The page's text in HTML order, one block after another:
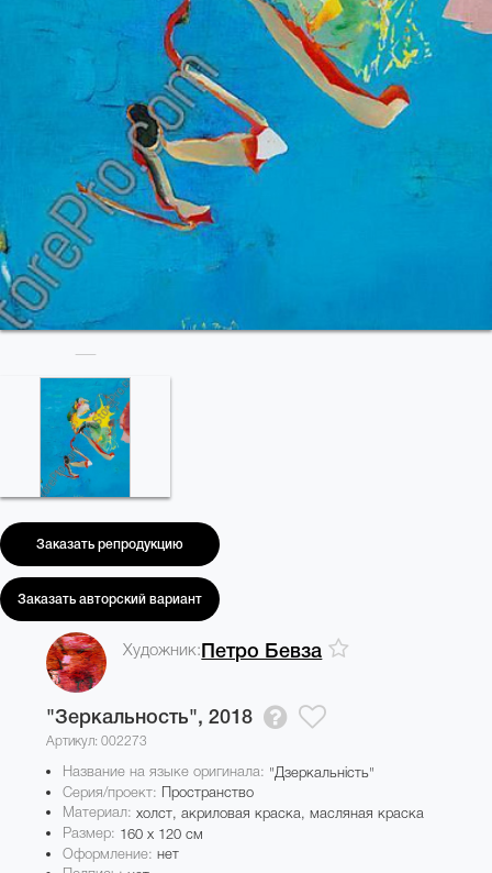
Заказать репродукцию
Заказать авторский вариант
Художник:Петро Бевза
"Зеркальность", 2018
Артикул: 002273
Название на языке оригинала: "Дзеркальність"
Серия/проект: Пространство
Материал: холст, акриловая краска, масляная краска
Размер: 160 x 120 см
Оформление:нет